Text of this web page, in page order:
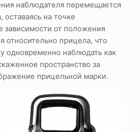
наблюдателя перемещается
оставаясь на точке
зависимости от положения
относительно прицела, что
одновременно наблюдать как
пространство за
прицельной марки.